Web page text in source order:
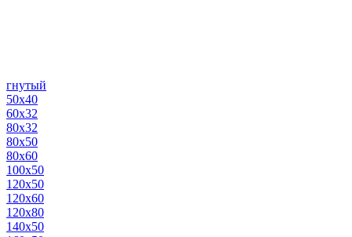
гнутый
50х40
60х32
80х32
80х50
80х60
100х50
120х50
120х60
120х80
140х50